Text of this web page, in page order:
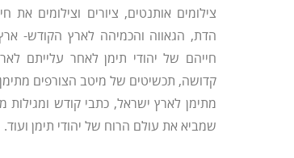
צילומים אותנטים, ציורים וצילומים
הדת, הגאווה והכמיהה לארץ הקודש-
חייהם של יהודי תימן לאחר עלייתם
קדושה, תכשיטים של מיטב הצורפים
מתימן לארץ ישראל, כתבי קודש ומגילות
שמביא את עולם הרוח של יהודי תימן ועוד.